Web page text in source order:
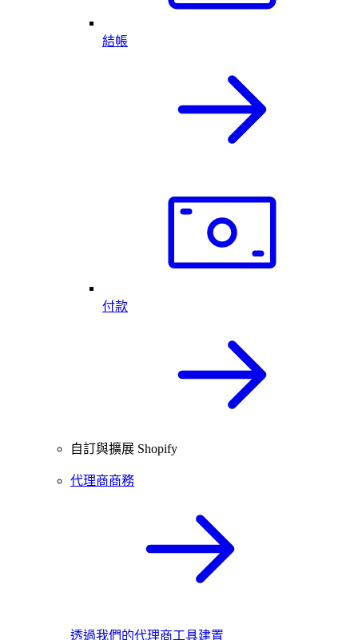
結帳
付款
自訂與擴展 Shopify
代理商商務
透過我們的代理商工具建置